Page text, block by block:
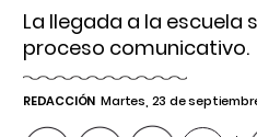
La llegada a la escuela
proceso comunicativo.
REDACCIÓN Martes, 23 de